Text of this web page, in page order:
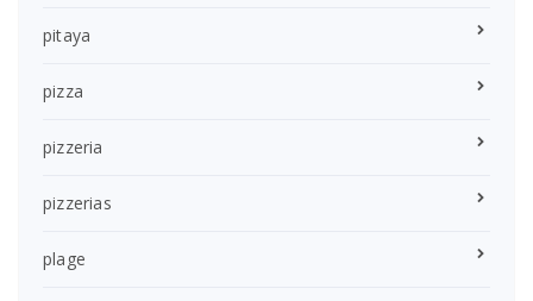
pitaya
pizza
pizzeria
pizzerias
plage